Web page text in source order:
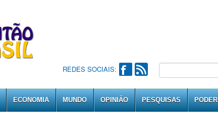
REDES SOCIAIS:
ECONOMIA MUNDO OPINIÃO PESQUISAS PODER